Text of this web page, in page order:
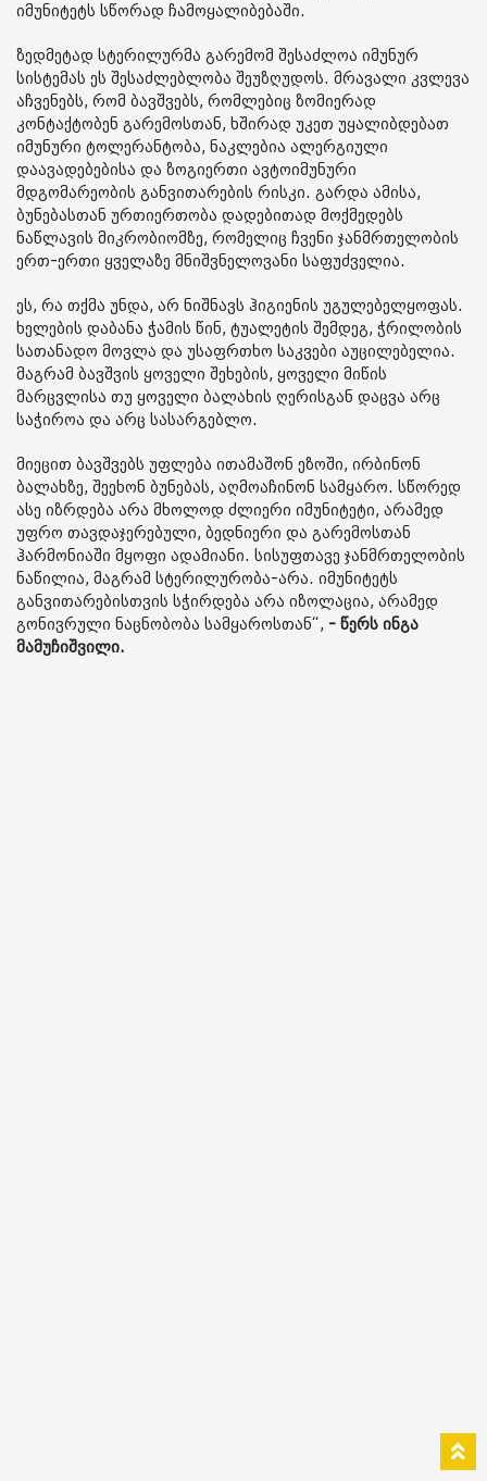
იმუნიტეტს სწორად ჩამოყალიბებაში.
ზედმეტად სტერილურმა გარემომ შესაძლოა იმუნურ
სისტემას ეს შესაძლებლობა შეუზღუდოს. მრავალი კვლევა
აჩვენებს, რომ ბავშვებს, რომლებიც ზომიერად
კონტაქტობენ გარემოსთან, ხშირად უკეთ უყალიბდებათ
იმუნური ტოლერანტობა, ნაკლებია ალერგიული
დაავადებებისა და ზოგიერთი ავტოიმუნური
მდგომარეობის განვითარების რისკი. გარდა ამისა,
ბუნებასთან ურთიერთობა დადებითად მოქმედებს
ნაწლავის მიკრობიომზე, რომელიც ჩვენი ჯანმრთელობის
ერთ-ერთი ყველაზე მნიშვნელოვანი საფუძველია.
ეს, რა თქმა უნდა, არ ნიშნავს ჰიგიენის უგულებელყოფას.
ხელების დაბანა ჭამის წინ, ტუალეტის შემდეგ, ჭრილობის
სათანადო მოვლა და უსაფრთხო საკვები აუცილებელია.
მაგრამ ბავშვის ყოველი შეხების, ყოველი მიწის
მარცვლისა თუ ყოველი ბალახის ღერისგან დაცვა არც
საჭიროა და არც სასარგებლო.
მიეცით ბავშვებს უფლება ითამაშონ ეზოში, ირბინონ
ბალახზე, შეეხონ ბუნებას, აღმოაჩინონ სამყარო. სწორედ
ასე იზრდება არა მხოლოდ ძლიერი იმუნიტეტი, არამედ
უფრო თავდაჯერებული, ბედნიერი და გარემოსთან
ჰარმონიაში მყოფი ადამიანი. სისუფთავე ჯანმრთელობის
ნაწილია, მაგრამ სტერილურობა-არა. იმუნიტეტს
განვითარებისთვის სჭირდება არა იზოლაცია, არამედ
გონივრული ნაცნობობა სამყაროსთან“, - წერს ინგა
მამუჩიშვილი.